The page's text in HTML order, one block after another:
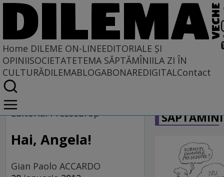
Home DILEME ON-LINEEDITORIALE ȘI
OPINIISOCIETATETEMA SĂPTĂMÎNIILA ZI ÎN
CULTURĂDILEMABLOGABONAREDIGITALContact
Home
Dileme on-line
Editorial Presseurop
Hai, Angela!
Gian Paolo ACCARDO